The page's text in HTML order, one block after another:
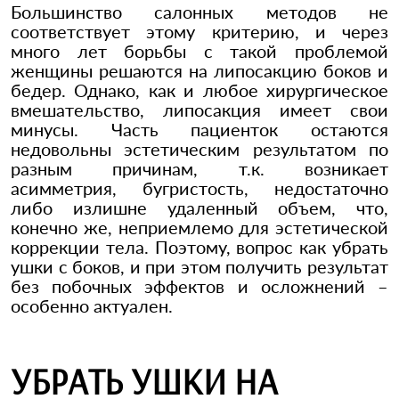
Большинство салонных методов не
соответствует этому критерию, и через
много лет борьбы с такой проблемой
женщины решаются на липосакцию боков и
бедер. Однако, как и любое хирургическое
вмешательство, липосакция имеет свои
минусы. Часть пациенток остаются
недовольны эстетическим результатом по
разным причинам, т.к. возникает
асимметрия, бугристость, недостаточно
либо излишне удаленный объем, что,
конечно же, неприемлемо для эстетической
коррекции тела. Поэтому, вопрос как убрать
ушки с боков, и при этом получить результат
без побочных эффектов и осложнений –
особенно актуален.
УБРАТЬ УШКИ НА